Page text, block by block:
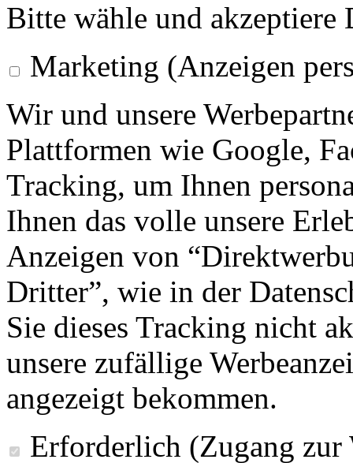
Bitte wähle und
Marketing (Anzeigen
Wir und unsere
Plattformen wie Google,
Tracking, um Ihnen
Ihnen das volle unsere
Anzeigen von
Dritter”, wie in der
Sie dieses Tracking nicht
unsere zufällige
angezeigt bekommen.
Erforderlich (Zugang zur